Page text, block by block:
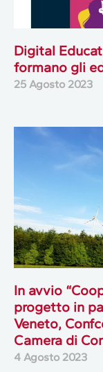
Digital
formano gli
25 Agosto 2023
In avvio
progetto in
Veneto,
Camera di
4 Agosto 2023